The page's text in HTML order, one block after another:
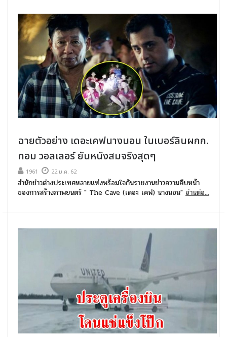
ฉายตัวอย่าง เดอะเคฟนางนอน ในเบอร์ลินผกก.
ทอม วอลเลอร์ ยันหนังสมจริงสุดๆ
1961 22 ม.ค. 62
สำนักข่าวต่างประเทศหลายแห่งพร้อมใจกันรายงานข่าวความคืบหน้า
ของการสร้างภาพยนตร์ " The Cave (เดอะ เคฟ) นางนอน" อ่านต่อ...